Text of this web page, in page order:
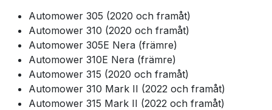
Automower 305 (2020 och framåt)
Automower 310 (2020 och framåt)
Automower 305E Nera (främre)
Automower 310E Nera (främre)
Automower 315 (2020 och framåt)
Automower 310 Mark II (2022 och framåt)
Automower 315 Mark II (2022 och framåt)